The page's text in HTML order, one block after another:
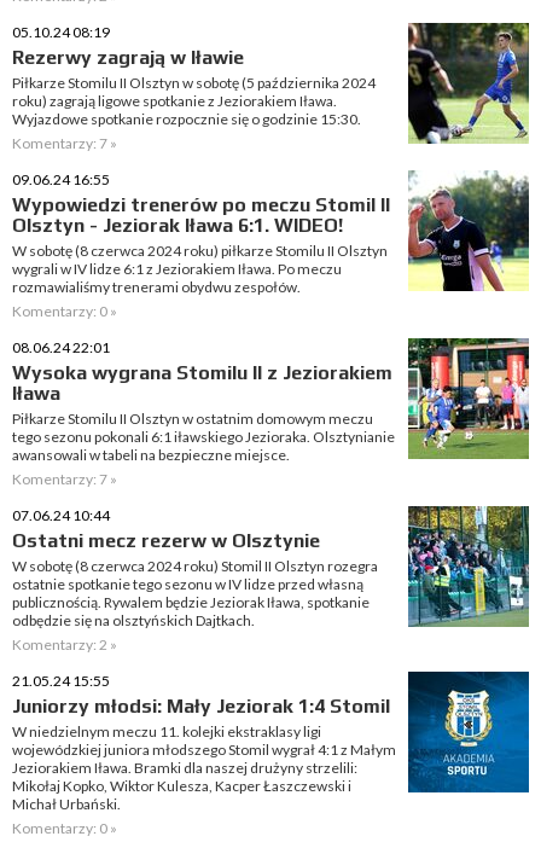
05.10.24 08:19
Rezerwy zagrają w Iławie
Piłkarze Stomilu II Olsztyn w sobotę (5 października 2024
roku) zagrają ligowe spotkanie z Jeziorakiem Iława.
Wyjazdowe spotkanie rozpocznie się o godzinie 15:30.
Komentarzy: 7 »
09.06.24 16:55
Wypowiedzi trenerów po meczu Stomil II
Olsztyn - Jeziorak Iława 6:1. WIDEO!
W sobotę (8 czerwca 2024 roku) piłkarze Stomilu II Olsztyn
wygrali w IV lidze 6:1 z Jeziorakiem Iława. Po meczu
rozmawialiśmy trenerami obydwu zespołów.
Komentarzy: 0 »
08.06.24 22:01
Wysoka wygrana Stomilu II z Jeziorakiem
Iława
Piłkarze Stomilu II Olsztyn w ostatnim domowym meczu
tego sezonu pokonali 6:1 iławskiego Jezioraka. Olsztynianie
awansowali w tabeli na bezpieczne miejsce.
Komentarzy: 7 »
07.06.24 10:44
Ostatni mecz rezerw w Olsztynie
W sobotę (8 czerwca 2024 roku) Stomil II Olsztyn rozegra
ostatnie spotkanie tego sezonu w IV lidze przed własną
publicznością. Rywalem będzie Jeziorak Iława, spotkanie
odbędzie się na olsztyńskich Dajtkach.
Komentarzy: 2 »
21.05.24 15:55
Juniorzy młodsi: Mały Jeziorak 1:4 Stomil
W niedzielnym meczu 11. kolejki ekstraklasy ligi
wojewódzkiej juniora młodszego Stomil wygrał 4:1 z Małym
Jeziorakiem Iława. Bramki dla naszej drużyny strzelili:
Mikołaj Kopko, Wiktor Kulesza, Kacper Łaszczewski i
Michał Urbański.
Komentarzy: 0 »